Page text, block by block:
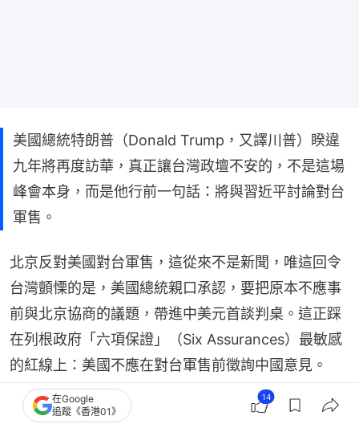
美國總統特朗普（Donald Trump，又譯川普）睽違
九年將再度訪華，真正讓台灣政壇不安的，不是這場
峰會本身，而是他行前一句話：將與習近平討論對台
軍售。
北京反對美國對台軍售，這從來不是新聞，唯這回令
台灣顫慄的是，美國總統親口承認，要把原本不應事
前與北京協商的議題，帶進中美元首談判桌。這正踩
在列根政府「六項保證」（Six Assurances）最敏感
的紅線上：美國不應在對台軍售前徵詢中國意見。
在Google
追蹤《香港01》
14